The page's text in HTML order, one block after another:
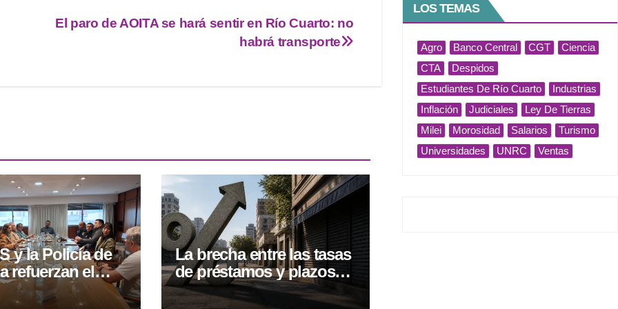
El paro de AOITA se hará sentir en Río Cuarto: no
habrá transporte
y la Policía de
refuerzan el
por la
La brecha entre las tasas
de préstamos y plazos
fijos alcanzó su nivel
LOS TEMAS
Agro Banco Central CGT
Ciencia
CTA
Despidos
Estudiantes De Río Cuarto
Industrias
Inflación
Judiciales
Ley De Tierras
Milei
Morosidad Salarios
Turismo
Universidades
UNRC Ventas